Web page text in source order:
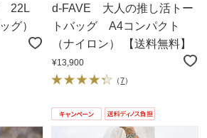
22L
グ）
d-FAVE 大人の推し活トー
トバッグ A4コンパクト
（ナイロン） 【送料無料】
¥13,900
（7）